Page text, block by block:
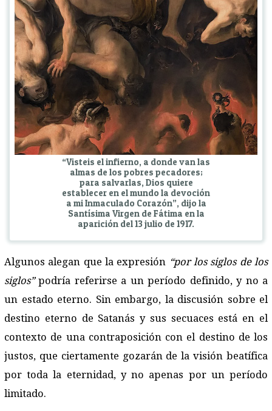
“Visteis el infierno, a donde van las
almas de los pobres pecadores;
para salvarlas, Dios quiere
establecer en el mundo la devoción
a mi Inmaculado Corazón”, dijo la
Santísima Virgen de Fátima en la
aparición del 13 julio de 1917.
Algunos alegan que la expresión “por los siglos de los
siglos”podría referirse a un período definido, y no a
un estado eterno. Sin embargo, la discusión sobre el
destino eterno de Satanás y sus secuaces está en el
contexto de una contraposición con el destino de los
justos, que ciertamente gozarán de la visión beatífica
por toda la eternidad, y no apenas por un período
limitado.